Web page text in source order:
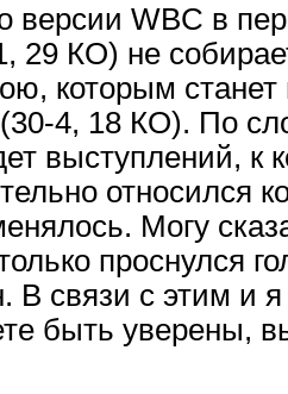
версии WBC в
29 КО) не
которым
4, 18 КО). По
выступлений,
относился
Могу
проснулся
В связи с этим и
быть уверены,